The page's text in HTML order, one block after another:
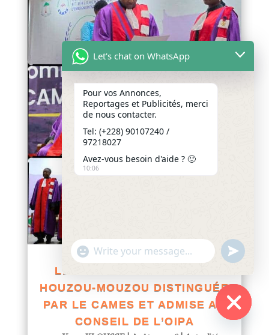
LE PROFESSEUR PRÉNAM
HOUZOU-MOUZOU DISTINGUÉE
PAR LE CAMES ET ADMISE AU
CONSEIL DE L’OIPA
Let's chat on WhatsApp
Pour vos Annonces,
Reportages et Publicités, merci
de nous contacter.
Tel: (+228) 90107240 /
97218027
Avez-vous besoin d'aide ? 🙂
10:06
"+chaty_settings.lang.emoji_picker+"
WhatsApp
undefined